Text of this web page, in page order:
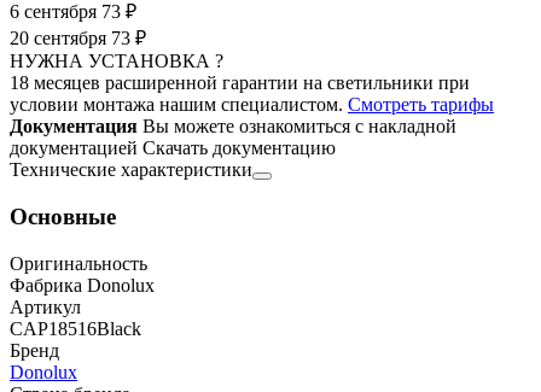
6 сентября 73 ₽
20 сентября 73 ₽
НУЖНА УСТАНОВКА ?
18 месяцев расширенной гарантии на светильники при
условии монтажа нашим специалистом. Смотреть тарифы
Документация Вы можете ознакомиться с накладной
документацией Скачать документацию
Технические характеристики
Основные
Оригинальность
Фабрика Donolux
Артикул
CAP18516Black
Бренд
Donolux